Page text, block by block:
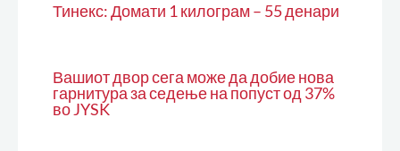
Тинекс: Домати 1 килограм – 55 денари
Вашиот двор сега може да добие нова
гарнитура за седење на попуст од 37%
во JYSK